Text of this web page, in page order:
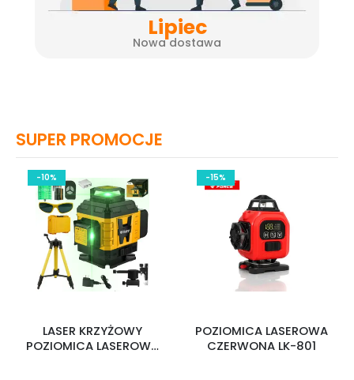
Lipiec
Nowa dostawa
SUPER PROMOCJE
-10%
LASER KRZYŻOWY
POZIOMICA LASEROWA
-15%
POZIOMICA LASEROWA
CZERWONA LK-801